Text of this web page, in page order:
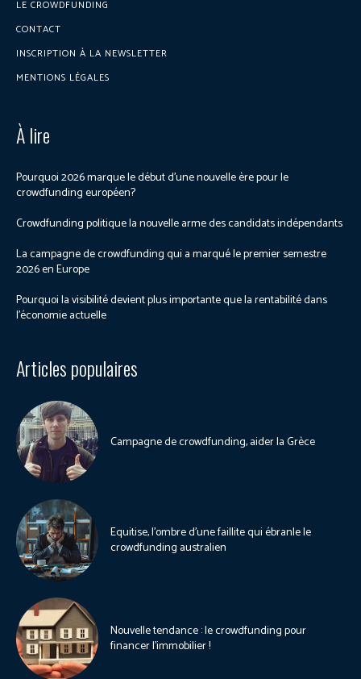
LE CROWDFUNDING
CONTACT
INSCRIPTION À LA NEWSLETTER
MENTIONS LÉGALES
À lire
Pourquoi 2026 marque le début d’une nouvelle ère pour le
crowdfunding européen?
Crowdfunding politique la nouvelle arme des candidats indépendants
La campagne de crowdfunding qui a marqué le premier semestre
2026 en Europe
Pourquoi la visibilité devient plus importante que la rentabilité dans
l’économie actuelle
Articles populaires
Campagne de crowdfunding, aider la Grèce
Equitise, l’ombre d’une faillite qui ébranle le
crowdfunding australien
Nouvelle tendance : le crowdfunding pour
financer l’immobilier !